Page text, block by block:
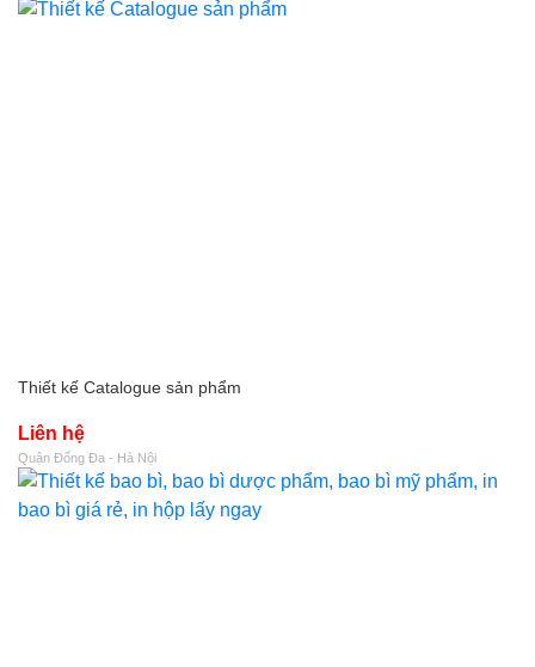
Thiết kế Catalogue sản phẩm
Liên hệ
Quận Đống Đa - Hà Nội